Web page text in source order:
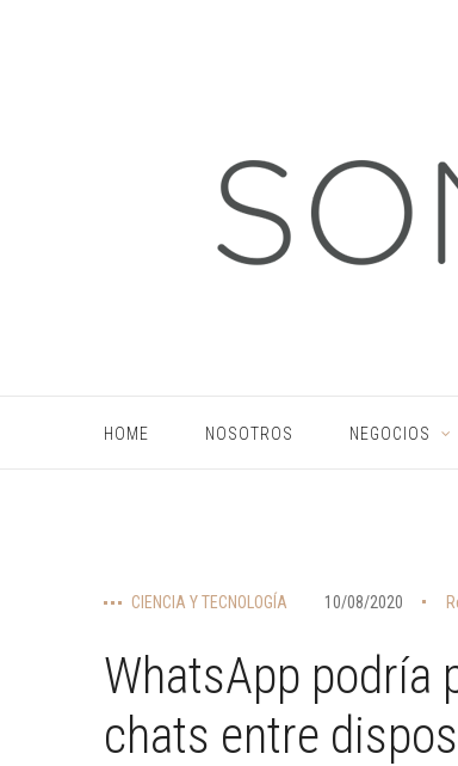
HOME NOSOTROS NEGOCIOS
CIENCIA Y TECNOLOGÍA 10/08/2020
WhatsApp podría
chats entre